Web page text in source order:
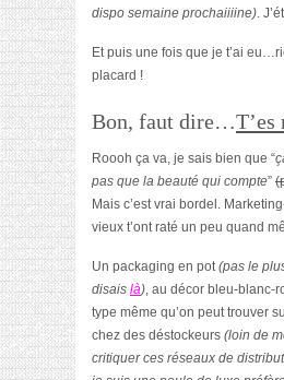
dispo semaine prochaiiiine).
Et puis une fois que je t’ai
placard !
Bon, faut dire…T’es
Roooh ça va, je sais bien que “
pas que la beauté qui compte”
Mais c’est vrai bordel.
vieux t’ont raté un peu quand
Un packaging en pot(pas le
disais là), au décor bleu-blanc-
type même qu’on peut trouver
chez des déstockeurs (loin de
critiquer ces réseaux de